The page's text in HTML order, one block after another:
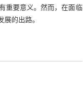
重要意义。然而，在面临
的出路。